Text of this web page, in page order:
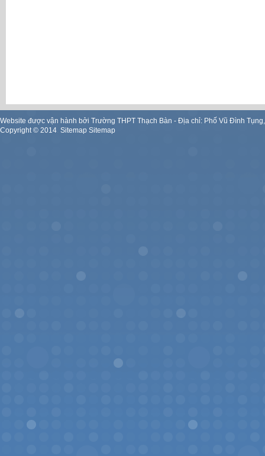
Website được vận hành bởi Trường THPT Thạch Bàn - Địa chỉ: Phố Vũ Đình
Copyright © 2014. Sitemap Sitemap